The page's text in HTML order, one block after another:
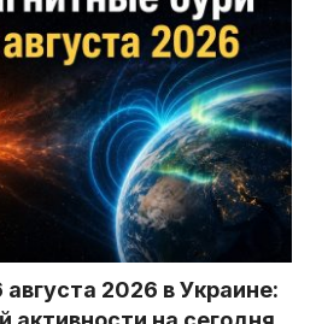
2026 в Украине: